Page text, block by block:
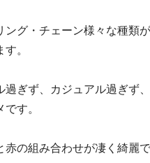
ング・チェーン様々な種類
。
過ぎず、カジュアル過ぎず
す。
赤の組み合わせが凄く綺麗で